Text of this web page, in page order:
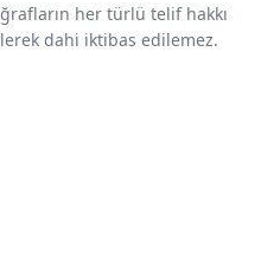
her türlü telif hakkı
dahi iktibas edilemez.